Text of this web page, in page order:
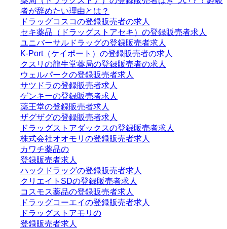
者が辞めたい理由とは？
ドラッグコスコの登録販売者の求人
セキ薬品（ドラッグストアセキ）の登録販売者求人
ユニバーサルドラッグの登録販売者求人
K-Port（ケイポート）の登録販売者の求人
クスリの龍生堂薬局の登録販売者の求人
ウェルパークの登録販売者求人
サツドラの登録販売者求人
ゲンキーの登録販売者求人
薬王堂の登録販売者求人
ザグザグの登録販売者求人
ドラッグストアダックスの登録販売者求人
株式会社オオモリの登録販売者求人
カワチ薬品の
登録販売者求人
ハックドラッグの登録販売者求人
クリエイトSDの登録販売者求人
コスモス薬品の登録販売者求人
ドラッグコーエイの登録販売者求人
ドラッグストアモリの
登録販売者求人